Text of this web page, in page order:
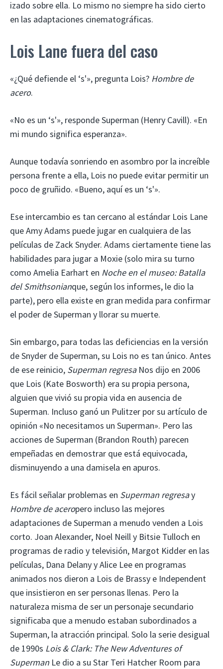
izado sobre ella. Lo mismo no siempre ha sido cierto
en las adaptaciones cinematográficas.
Lois Lane fuera del caso
«¿Qué defiende el ‘s'», pregunta Lois? Hombre de
acero.
«No es un ‘s'», responde Superman (Henry Cavill). «En
mi mundo significa esperanza».
Aunque todavía sonriendo en asombro por la increíble
persona frente a ella, Lois no puede evitar permitir un
poco de gruñido. «Bueno, aquí es un ‘s'».
Ese intercambio es tan cercano al estándar Lois Lane
que Amy Adams puede jugar en cualquiera de las
películas de Zack Snyder. Adams ciertamente tiene las
habilidades para jugar a Moxie (solo mira su turno
como Amelia Earhart en Noche en el museo: Batalla
del Smithsonianque, según los informes, le dio la
parte), pero ella existe en gran medida para confirmar
el poder de Superman y llorar su muerte.
Sin embargo, para todas las deficiencias en la versión
de Snyder de Superman, su Lois no es tan único. Antes
de ese reinicio, Superman regresaNos dijo en 2006
que Lois (Kate Bosworth) era su propia persona,
alguien que vivió su propia vida en ausencia de
Superman. Incluso ganó un Pulitzer por su artículo de
opinión «No necesitamos un Superman». Pero las
acciones de Superman (Brandon Routh) parecen
empeñadas en demostrar que está equivocada,
disminuyendo a una damisela en apuros.
Es fácil señalar problemas en Superman regresay
Hombre de aceropero incluso las mejores
adaptaciones de Superman a menudo venden a Lois
corto. Joan Alexander, Noel Neill y Bitsie Tulloch en
programas de radio y televisión, Margot Kidder en las
películas, Dana Delany y Alice Lee en programas
animados nos dieron a Lois de Brassy e Independent
que insistieron en ser personas llenas. Pero la
naturaleza misma de ser un personaje secundario
significaba que a menudo estaban subordinados a
Superman, la atracción principal. Solo la serie desigual
de 1990s Lois & Clark: The New Adventures of
Superman Le dio a su Star Teri Hatcher Room para